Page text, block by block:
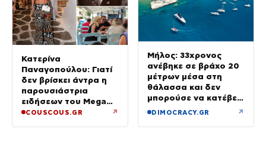
Κατερίνα
Παναγοπούλου: Γιατί
δεν βρίσκει άντρα η
παρουσιάστρια
ειδήσεων του Mega
μετά τον Ντέμη
COUSCOUS.GR ↗
Μήλος: 33χρονος
ανέβηκε σε βράχο 20
μέτρων μέσα στη
θάλασσα και δεν
μπορούσε να κατέβει
– Επιχείρηση
DIMOCRACY.GR ↗